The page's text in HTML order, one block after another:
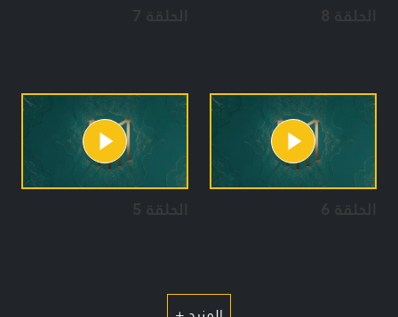
الحلقة 8 الحلقة 7
الحلقة 6 الحلقة 5